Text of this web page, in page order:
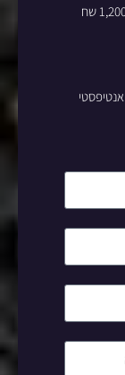
שוק טלה שלם בתנור (כ-4 ק”ג) *בתוספת 1,200 שח
אנטיפסטי